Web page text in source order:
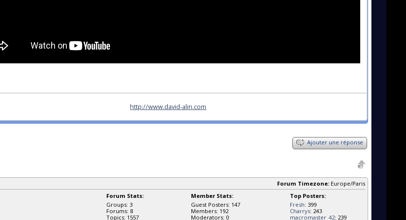
http://www.david-alin.com
Ajouter une réponse
Forum Timezone: Europe/Paris
Top Posters:
Fresh: 399
Charrys: 243
macromaster_42: 239
Member Stats:
Guest Posters: 147
Members: 192
Moderators: 0
Forum Stats:
Groups: 3
Forums: 8
Topics: 1557